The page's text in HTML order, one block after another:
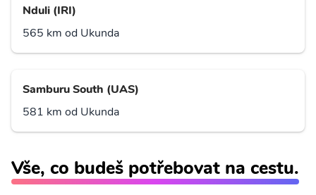
Nduli (IRI)
565 km od Ukunda
Samburu South (UAS)
581 km od Ukunda
Vše, co budeš potřebovat na cestu.